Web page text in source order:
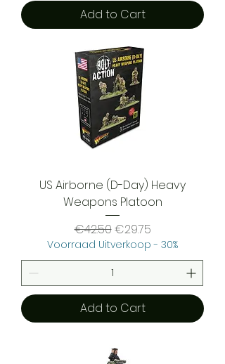
Add to Cart
US Airborne (D-Day) Heavy
Weapons Platoon
Regular Price
€42.50Sale Price
€29.75
Voorraad Uitverkoop - 30%
Add to Cart